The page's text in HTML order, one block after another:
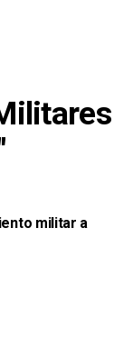
militar a